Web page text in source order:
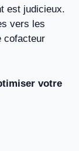
est judicieux.
vers les
cofacteur
votre